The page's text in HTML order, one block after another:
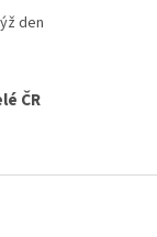
den
ČR